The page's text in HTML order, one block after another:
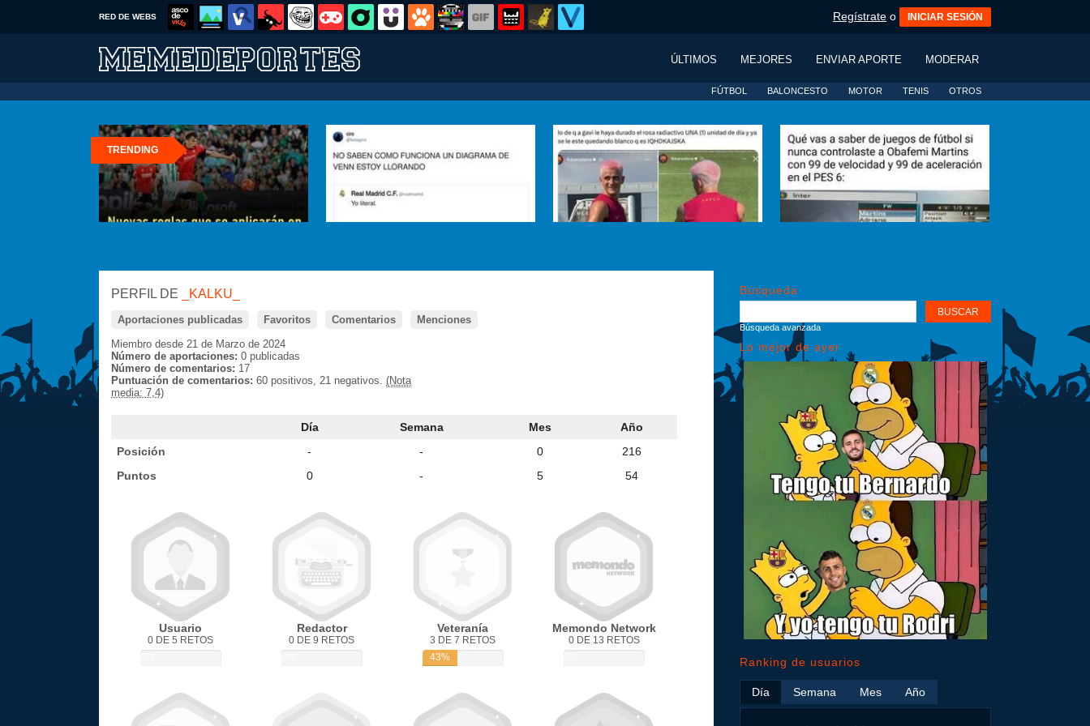
RED DE WEBS Regístrate o INICIAR SESIÓN
ÚLTIMOS MEJORES ENVIAR APORTE MODERAR
FÚTBOL BALONCESTO MOTOR TENIS OTROS
TRENDING
PERFIL DE _KALKU_
Aportaciones publicadas Favoritos Comentarios
Menciones
Miembro desde 21 de Marzo de 2024
Número de aportaciones: 0 publicadas
Número de comentarios: 17
Puntuación de comentarios: 60 positivos, 21 negativos. (Nota
media: 7,4)
Día Semana Mes
Año
Posición
- - 0
216
Puntos
0 - 5 54
Usuario
0 DE 5 RETOS
Redactor
0 DE 9 RETOS
Veteranía
3 DE 7 RETOS
43%
Memondo Network
0 DE 13 RETOS
Búsqueda
Búsqueda avanzada
Lo mejor de ayer
Ranking de usuarios
Día Semana Mes Año